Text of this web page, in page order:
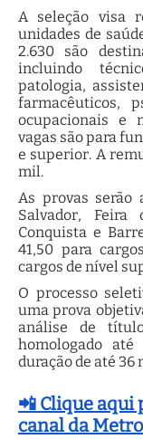
A seleção visa
unidades de
2.630 são
incluindo
patologia,
farmacêuticos,
ocupacionais e
vagas são para
e superior. A
mil.
As provas serão
Salvador, Feira
Conquista e
41,50 para
cargos de nível
O processo
uma prova
análise de
homologado
duração de até 36
📲 Clique aqui
canal da